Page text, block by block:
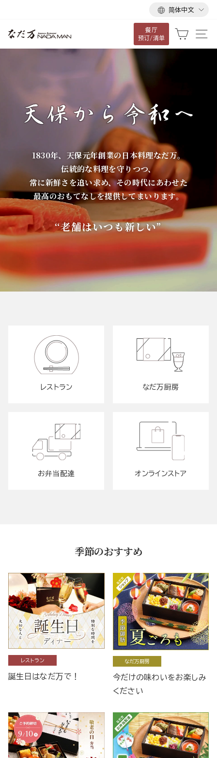
语
言
简体中文
な
餐厅
预订/清单
大车
1830年、天保元年創業の日本料理なだ万。
伝統的な料理を守りつつ、
常に新鮮さを追い求め、その時代にあわせた
最高のおもてなしを提供してまいります。
“老舗はいつも新しい”
レストラン なだ万厨房
お弁当配達 オンラインストア
季節のおすすめ
レストラン
誕生日はなだ万で！
なだ万厨房
今だけの味わいをお楽しみ
ください